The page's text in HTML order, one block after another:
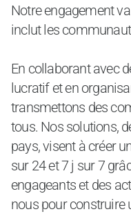
Notre engagement
inclut les
En collaborant avec
lucratif et en
transmettons des
tous. Nos solutions,
pays, visent à créer
sur 24 et 7 j sur 7
engageants et des
nous pour construire